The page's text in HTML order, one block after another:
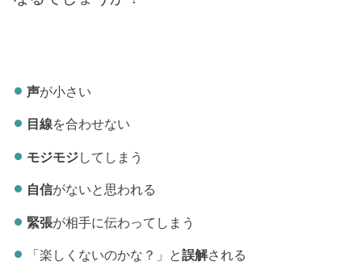
声が小さい
目線を合わせない
モジモジしてしまう
自信がないと思われる
緊張が相手に伝わってしまう
「楽しくないのかな？」と誤解される